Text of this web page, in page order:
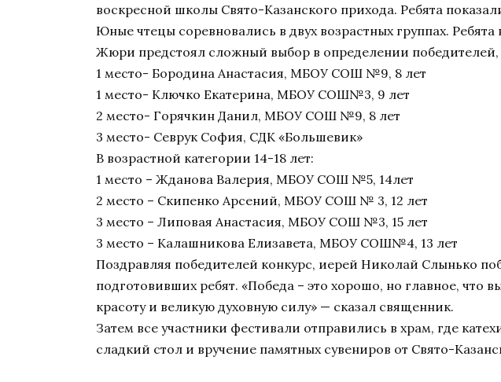
воскресной школы Свято-Казанского прихода. Ребята
Юные чтецы соревновались в двух возрастных группах.
Жюри предстоял сложный выбор в определении победителей,
1 место- Бородина Анастасия, МБОУ СОШ №9, 8 лет
1 место- Ключко Екатерина, МБОУ СОШ№3, 9 лет
2 место- Горячкин Данил, МБОУ СОШ №9, 8 лет
3 место- Севрук София, СДК «Большевик»
В возрастной категории 14-18 лет:
1 место – Жданова Валерия, МБОУ СОШ №5, 14лет
2 место – Скипенко Арсений, МБОУ СОШ № 3, 12 лет
3 место – Липовая Анастасия, МБОУ СОШ №3, 15 лет
3 место – Калашникова Елизавета, МБОУ СОШ№4, 13 лет
Поздравляя победителей конкурс, иерей Николай Слынько
подготовивших ребят. «Победа – это хорошо, но главное, что
красоту и великую духовную силу» — сказал священник.
Затем все участники фестивали отправились в храм, где
сладкий стол и вручение памятных сувениров от Свято-